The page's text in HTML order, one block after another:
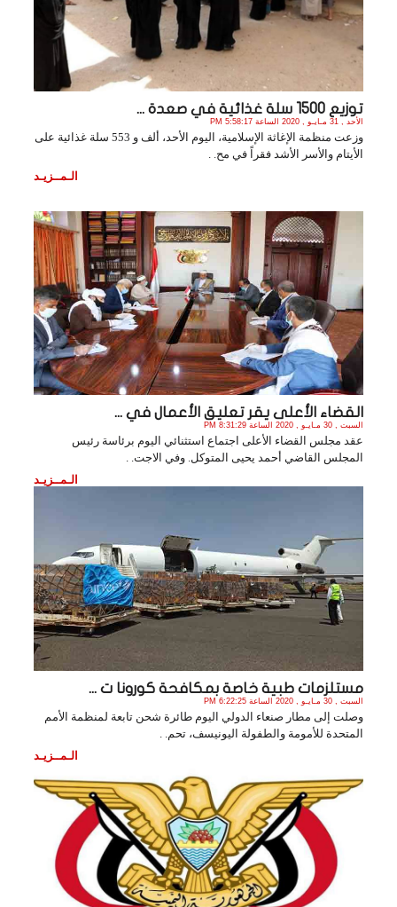
توزيع 1500 سلة غذائية في صعدة ...
الأحد , 31 مـايـو , 2020 الساعة 5:58:17 PM
وزعت منظمة الإغاثة الإسلامية، اليوم الأحد، ألف و 553 سلة غذائية على
الأيتام والأسر الأشد فقراً في مح. .
الـمــزيـد
القضاء الأعلى يقر تعليق الأعمال في ...
السبت , 30 مـايـو , 2020 الساعة 8:31:29 PM
عقد مجلس القضاء الأعلى اجتماع استثنائي اليوم برئاسة رئيس
المجلس القاضي أحمد يحيى المتوكل. وفي الاجت. .
الـمــزيـد
مستلزمات طبية خاصة بمكافحة كورونا ت ...
السبت , 30 مـايـو , 2020 الساعة 6:22:25 PM
وصلت إلى مطار صنعاء الدولي اليوم طائرة شحن تابعة لمنظمة الأمم
المتحدة للأمومة والطفولة اليونيسف، تحم. .
الـمــزيـد